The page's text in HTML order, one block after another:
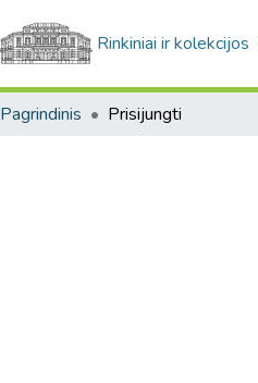
Rinkiniai ir kolekcijos
Pagrindinis Prisijungti